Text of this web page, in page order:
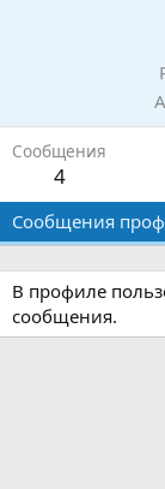
Сообщения
4
Сообщения
В профиле
сообщения.